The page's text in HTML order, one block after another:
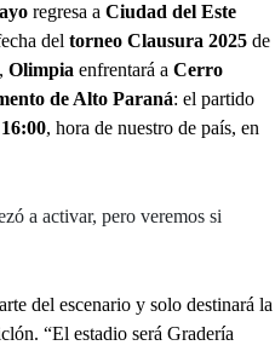
regresa a Ciudad del Este
del torneo Clausura 2025 de
, Olimpia enfrentará a Cerro
de Alto Paraná: el partido
16:00, hora de nuestro de país, en
a activar, pero veremos si
del escenario y solo destinará la
“El estadio será Gradería